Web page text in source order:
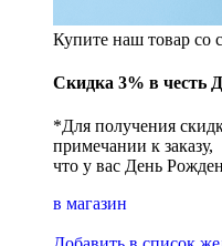
Купите наш товар со
Скидка 3% в честь
*Для получения
примечании к заказу,
что у вас День
в магазин